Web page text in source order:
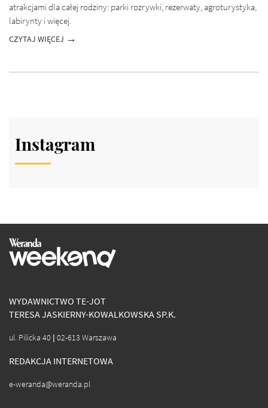
atrakcjami dla całej rodziny: parki rozrywki, rezerwaty, agroturystyka,
labirynty i więcej.
CZYTAJ WIĘCEJ
Instagram
WYDAWNICTWO TE-JOT
TERESA JASKIERNY-KOWALKOWSKA SP.K.
ul. Pilicka 40 | 02-613 Warszawa
REDAKCJA INTERNETOWA
e-weranda@weranda.pl